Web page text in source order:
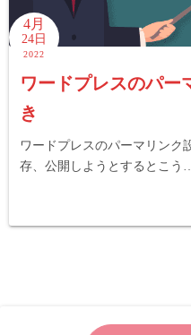
4月
24日
2022
ワードプレスのパー
き
ワードプレスのパーマリンク
存、公開しようとするとこう